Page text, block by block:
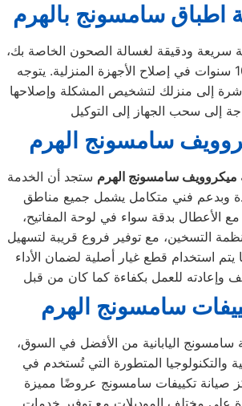
اطباق سامسونج بالهرم
سريعة ودقيقة لغسالة الصحون الخاصة بك،
مع خبرة تزيد عن 10 سنوات في إصلاح الأجهزة المنزلية. يتوجه
إلى منزلك لتشخيص المشكلة وإصلاحها
سامسونج الهرم
ميكروويف سامسونج الهرم ستجد أن الخدمة
وبدعم فني متكامل يشمل جميع مناطق
مع الأعطال بدقة سواء في لوحة المفاتيح،
التسخين، مع توفير فروع قريبة لتسهيل
استخدام قطع غيار أصلية لضمان الأداء
سامسونج الهرم
سامسونج اليابانية من الأفضل في السوق،
والتكنولوجيا المتطورة التي تُستخدم في
صيانة تكييفات سامسونج عروضًا مميزة
مختلف الموديلات مع توفير خدمات